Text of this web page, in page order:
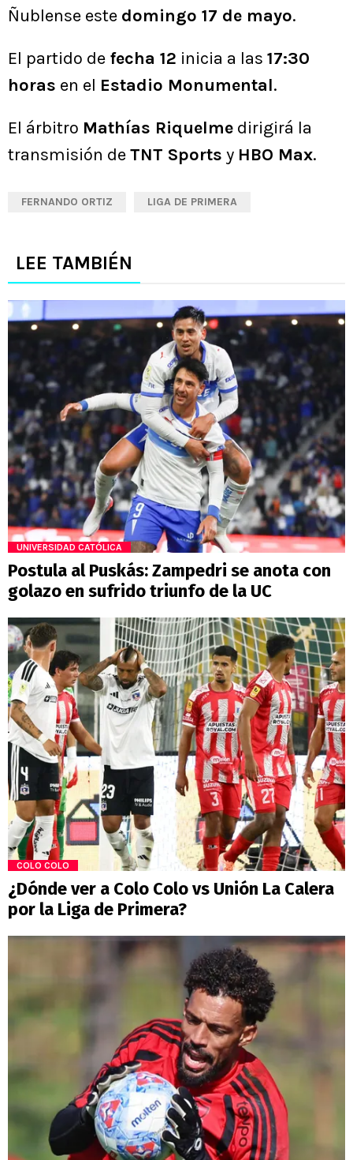
Ñublense este domingo 17 de mayo.
El partido de fecha 12 inicia a las 17:30
horas en el Estadio Monumental.
El árbitro Mathías Riquelme dirigirá la
transmisión deTNT Sports y HBO Max.
FERNANDO ORTIZ LIGA DE PRIMERA
LEE TAMBIÉN
UNIVERSIDAD CATÓLICA
Postula al Puskás: Zampedri se anota con
golazo en sufrido triunfo de la UC
COLO COLO
¿Dónde ver a Colo Colo vs Unión La Calera
por la Liga de Primera?